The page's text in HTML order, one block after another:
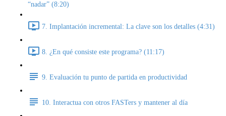
“nadar” (8:20)
7. Implantación incremental: La clave son los detalles (4:31)
8. ¿En qué consiste este programa? (11:17)
9. Evaluación tu punto de partida en productividad
10. Interactua con otros FASTers y mantener al día